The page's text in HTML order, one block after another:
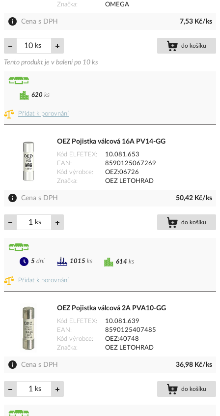
Značka
OMEGA
Cena s DPH 7,53 Kč/ks
ks do košíku
Tento produkt je v balení po 10 ks
Přidat k porovnání
620 ks
OEZ Pojistka válcová 16A PV14-GG
Kód ELFETEX
10.081.653
EAN
8590125067269
Kód výrobce
OEZ:06726
Značka
OEZ LETOHRAD
Cena s DPH 50,42 Kč/ks
ks do košíku
Přidat k porovnání
614 ks
5 dní 1015 ks
OEZ Pojistka válcová 2A PVA10-GG
Kód ELFETEX
10.081.639
EAN
8590125407485
Kód výrobce
OEZ:40748
Značka
OEZ LETOHRAD
Cena s DPH 36,98 Kč/ks
ks do košíku